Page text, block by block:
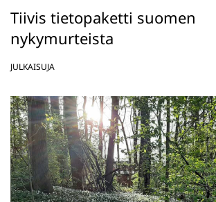
Tiivis tietopaketti suomen
nykymurteista
JULKAISUJA